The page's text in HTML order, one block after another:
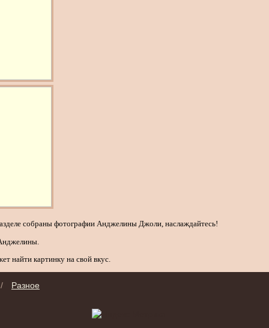
собраны фотографии Анджелины Джоли, наслаждайтесь!
найти картинку на свой вкус.
/
Разное